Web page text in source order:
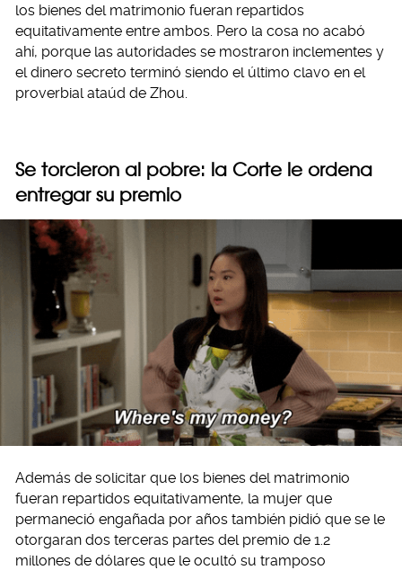
los bienes del matrimonio fueran repartidos
equitativamente entre ambos. Pero la cosa no acabó
ahí, porque las autoridades se mostraron inclementes y
el dinero secreto terminó siendo el último clavo en el
proverbial ataúd de Zhou.
Se torcieron al pobre: la Corte le ordena
entregar su premio
Además de solicitar que los bienes del matrimonio
fueran repartidos equitativamente, la mujer que
permaneció engañada por años también pidió que se le
otorgaran dos terceras partes del premio de 1.2
millones de dólares que le ocultó su tramposo